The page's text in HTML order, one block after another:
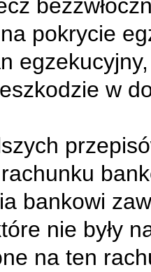
pokrycie
w
bankowi
nie były
na ten